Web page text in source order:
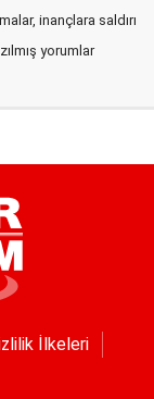
inançlara saldırı
yorumlar
İlkeleri